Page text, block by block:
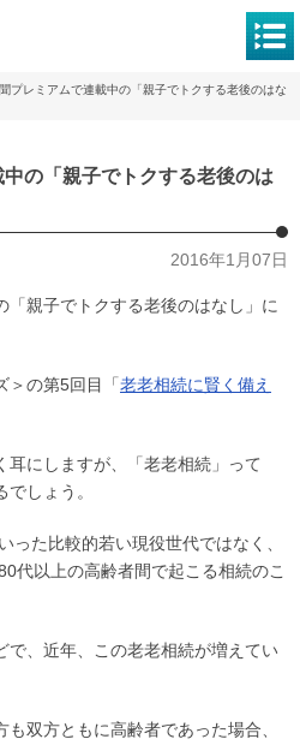
プレミアムで連載中の「親子でトクする老後のはな
の「親子でトクする老後のは
2016年1月07日
「親子でトクする老後のはなし」に
＞の第5回目「老老相続に賢く備え
耳にしますが、「老老相続」って
しょう。
った比較的若い現役世代ではなく、
代以上の高齢者間で起こる相続のこ
で、近年、この老老相続が増えてい
双方ともに高齢者であった場合、